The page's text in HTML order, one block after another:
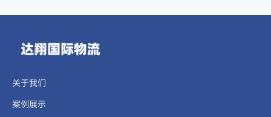
关于我们
案例展示